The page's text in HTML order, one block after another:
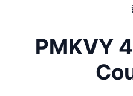
PMKVY